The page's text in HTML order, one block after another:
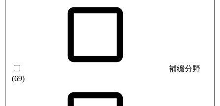
補綴分野
(69)